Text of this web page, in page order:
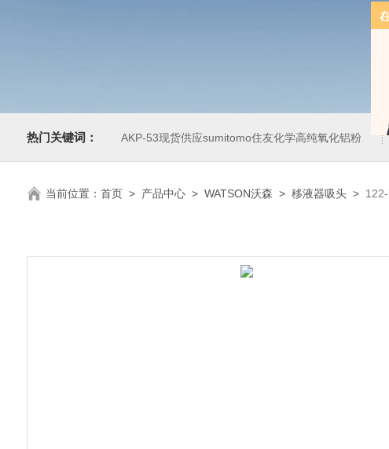
热门关键词： AKP-53现货供应sumitomo住友化学高纯氧化铝粉
当前位置： 首页> 产品中心> WATSON沃森 > 移液器吸头>